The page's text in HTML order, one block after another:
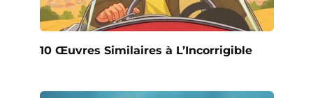
10 Œuvres Similaires à L’Incorrigible